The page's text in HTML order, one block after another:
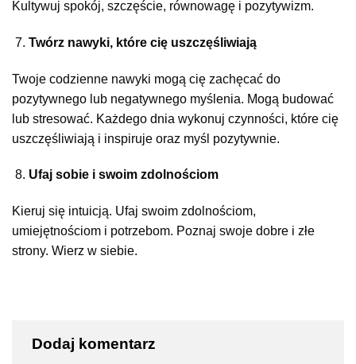
Kultywuj spokój, szczęście, równowagę i pozytywizm.
Twórz nawyki, które cię uszczęśliwiają
Twoje codzienne nawyki mogą cię zachęcać do
pozytywnego lub negatywnego myślenia. Mogą budować
lub stresować. Każdego dnia wykonuj czynności, które cię
uszczęśliwiają i inspiruje oraz myśl pozytywnie.
Ufaj sobie i swoim zdolnościom
Kieruj się intuicją. Ufaj swoim zdolnościom,
umiejętnościom i potrzebom. Poznaj swoje dobre i złe
strony. Wierz w siebie.
Dodaj komentarz